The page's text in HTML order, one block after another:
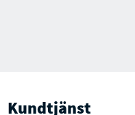
Kundtjänst